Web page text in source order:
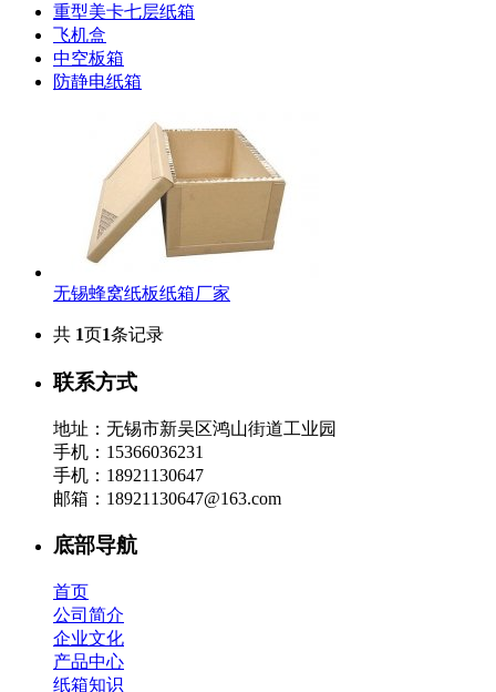
重型美卡七层纸箱
飞机盒
中空板箱
防静电纸箱
无锡蜂窝纸板纸箱厂家
共 1页1条记录
联系方式
地址：无锡市新吴区鸿山街道工业园
手机：15366036231
手机：18921130647
邮箱：18921130647@163.com
底部导航
首页
公司简介
企业文化
产品中心
纸箱知识